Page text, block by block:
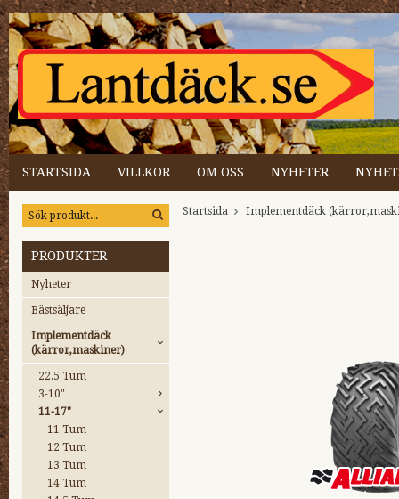
STARTSIDA VILLKOR OM OSS NYHETER
PRODUKTER
Nyheter
Bästsäljare
Implementdäck
(kärror,maskiner)
22.5 Tum
3-10"
11-17"
11 Tum
12 Tum
13 Tum
14 Tum
Startsida Implementdäck